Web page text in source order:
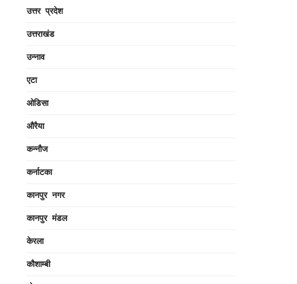
उत्तर प्रदेश
उत्तराखंड
उन्नाव
एटा
ओडिसा
औरैया
कन्नौज
कर्नाटका
कानपुर नगर
कानपुर मंडल
केरला
कौशाम्बी